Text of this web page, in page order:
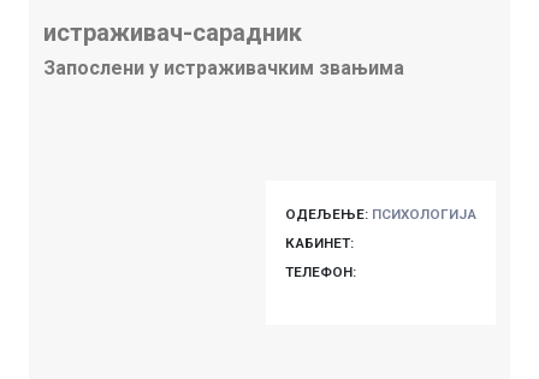
истраживач-сарадник
Запослени у истраживачким звањима
ОДЕЉЕЊЕ: ПСИХОЛОГИЈА
КАБИНЕТ:
ТЕЛЕФОН: